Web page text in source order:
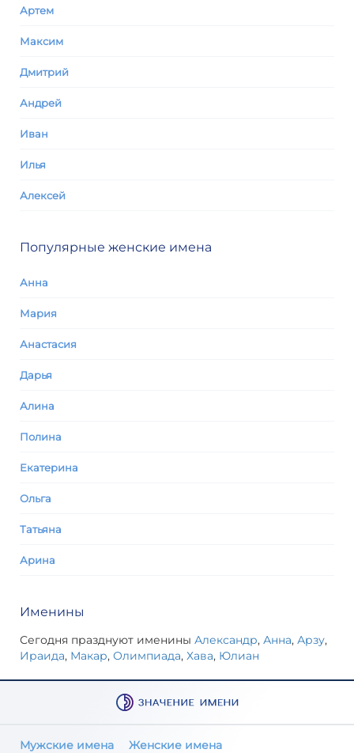
Артем
Максим
Дмитрий
Андрей
Иван
Илья
Алексей
Популярные женские имена
Анна
Мария
Анастасия
Дарья
Алина
Полина
Екатерина
Ольга
Татьяна
Арина
Именины
Сегодня празднуют именины Александр, Анна, Арзу,
Ираида, Макар, Олимпиада, Хава, Юлиан
Мужские имена Женские имена